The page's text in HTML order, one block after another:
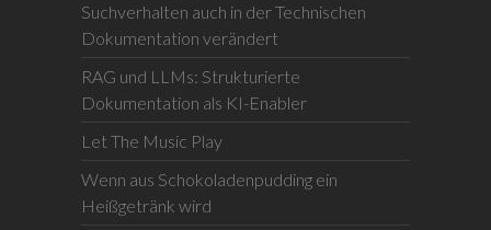
Suchverhalten auch in der Technischen
Dokumentation verändert
RAG und LLMs: Strukturierte
Dokumentation als KI-Enabler
Let The Music Play
Wenn aus Schokoladenpudding ein
Heißgetränk wird